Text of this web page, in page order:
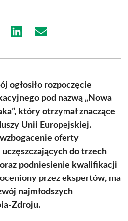
Share Share
ogłosiło rozpoczęcie
pod nazwą „Nowa
który otrzymał znaczące
Unii Europejskiej.
oferty
do trzech
podniesienie kwalifikacji
przez ekspertów, ma
najmłodszych
Zdroju.